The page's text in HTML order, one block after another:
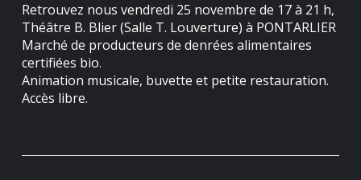
Retrouvez nous vendredi 25 novembre de 17 à 21 h,
Théâtre B. Blier (Salle T. Louverture) à PONTARLIER
Marché de producteurs de denrées alimentaires
certifiées bio.
Animation musicale, buvette et petite restauration.
Accès libre.